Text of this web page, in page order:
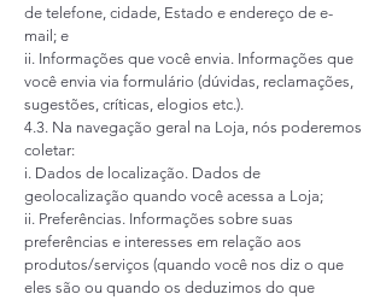
de telefone, cidade, Estado e endereço de e-
mail; e
ii. Informações que você envia. Informações que
você envia via formulário (dúvidas, reclamações,
sugestões, críticas, elogios etc.).
4.3. Na navegação geral na Loja, nós poderemos
coletar:
i. Dados de localização. Dados de
geolocalização quando você acessa a Loja;
ii. Preferências. Informações sobre suas
preferências e interesses em relação aos
produtos/serviços (quando você nos diz o que
eles são ou quando os deduzimos do que